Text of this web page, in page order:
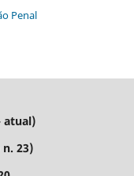
Penal
atual)
n. 23)